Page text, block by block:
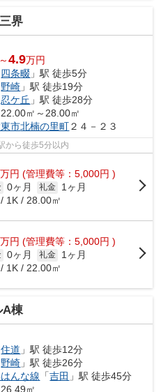
界
4.9万円
四条畷 」駅 徒歩5分
野崎 」駅 徒歩19分
忍ケ丘 」駅 徒歩28分
㎡～28.00㎡
市北楠の里町２４－２３
から徒歩5分以内
万円 (管理費等：5,000円 )
0ヶ月 礼金
1ヶ月
1K / 28.00㎡
万円 (管理費等：5,000円 )
0ヶ月 礼金
1ヶ月
1K / 22.00㎡
A棟
住道 」駅 徒歩12分
野崎 」駅 徒歩26分
んな線 「吉田 」駅 徒歩45分
㎡